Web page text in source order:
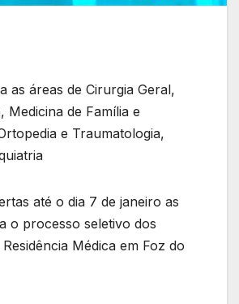
as áreas de Cirurgia Geral,
Medicina de Família e
e Traumatologia,
até o dia 7 de janeiro as
o processo seletivo dos
Médica em Foz do